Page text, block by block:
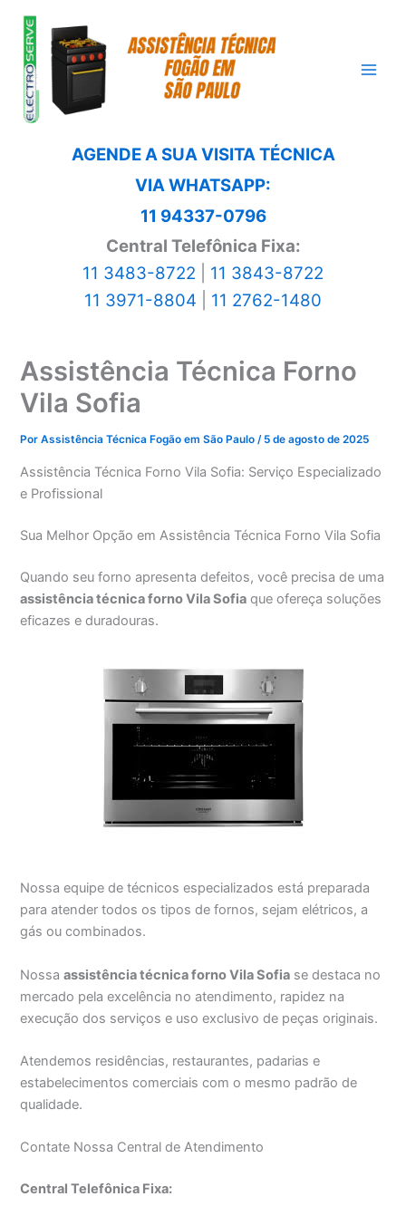
para
conteúdo
AGENDE A SUA VISITA TÉCNICA
VIA WHATSAPP:
11 94337-0796
Central Telefônica Fixa:
11 3483-8722
11 3843-8722
11 3971-8804
11 2762-1480
Assistência Técnica Forno
Vila Sofia
PorAssistência Técnica Fogão em São Paulo/ 5 de agosto de 2025
Assistência Técnica Forno Vila Sofia: Serviço Especializado
e Profissional
Sua Melhor Opção em Assistência Técnica Forno Vila Sofia
Quando seu forno apresenta defeitos, você precisa de uma
assistência técnica forno Vila Sofia que ofereça soluções
eficazes e duradouras.
Nossa equipe de técnicos especializados está preparada
para atender todos os tipos de fornos, sejam elétricos, a
gás ou combinados.
Nossaassistência técnica forno Vila Sofia se destaca no
mercado pela excelência no atendimento, rapidez na
execução dos serviços e uso exclusivo de peças originais.
Atendemos residências, restaurantes, padarias e
estabelecimentos comerciais com o mesmo padrão de
qualidade.
Contate Nossa Central de Atendimento
Central Telefônica Fixa: